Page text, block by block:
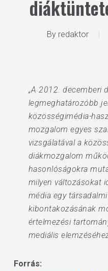
By redaktor
„A 2012. decemberi
legmeghatározóbb
közösségimédia-
mozgalom egyes
vizsgálatával a
diákmozgalom
hasonlóságokra
milyen változásokat
média egy
kibontakozásának
értelmezési
mediális
Forrás: